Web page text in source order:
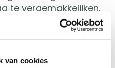
van cookies
te vergemakkelijken.
oplossingen om
wordt gekeken. We